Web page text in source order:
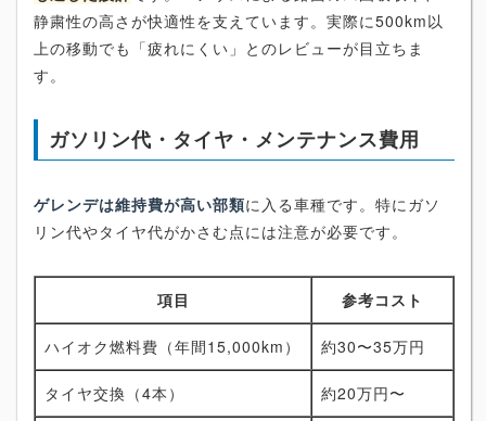
静粛性の高さが快適性を支えています。実際に500km以
上の移動でも「疲れにくい」とのレビューが目立ちま
す。
ガソリン代・タイヤ・メンテナンス費用
ゲレンデは維持費が高い部類に入る車種です。特にガソ
リン代やタイヤ代がかさむ点には注意が必要です。
項目 参考コスト
ハイオク燃料費（年間15,000km） 約30〜35万円
タイヤ交換（4本） 約20万円〜